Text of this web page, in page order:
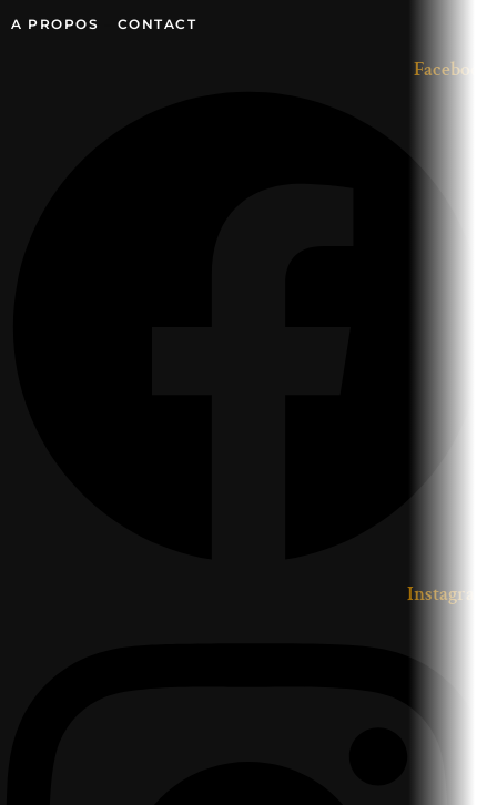
Aller
A PROPOS CONTACT
Facebook
Instagram